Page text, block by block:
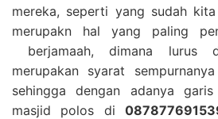
mereka, seperti yang sudah
merupakn hal yang paling
berjamaah, dimana lurus
merupakan syarat
sehingga dengan adanya
masjid polos di